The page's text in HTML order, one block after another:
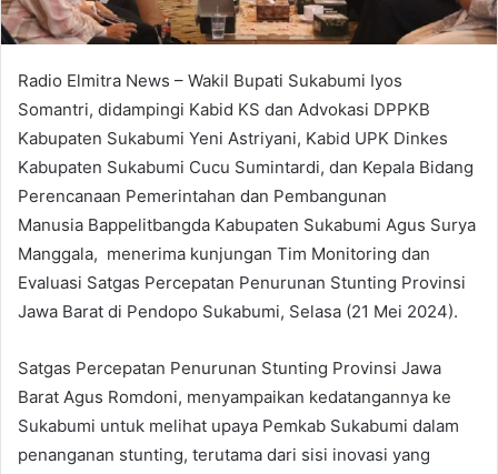
Radio Elmitra News – Wakil Bupati Sukabumi Iyos
Somantri, didampingi Kabid KS dan Advokasi DPPKB
Kabupaten Sukabumi Yeni Astriyani, Kabid UPK Dinkes
Kabupaten Sukabumi Cucu Sumintardi, dan Kepala Bidang
Perencanaan Pemerintahan dan Pembangunan
Manusia Bappelitbangda Kabupaten Sukabumi Agus Surya
Manggala, menerima kunjungan Tim Monitoring dan
Evaluasi Satgas Percepatan Penurunan Stunting Provinsi
Jawa Barat di Pendopo Sukabumi, Selasa (21 Mei 2024).
Satgas Percepatan Penurunan Stunting Provinsi Jawa
Barat Agus Romdoni, menyampaikan kedatangannya ke
Sukabumi untuk melihat upaya Pemkab Sukabumi dalam
penanganan stunting, terutama dari sisi inovasi yang